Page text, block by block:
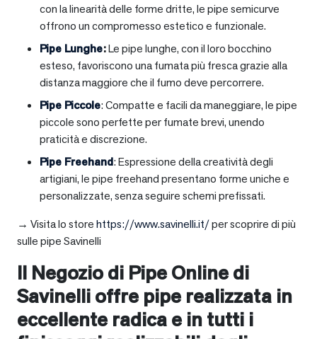
con la linearità delle forme dritte, le pipe semicurve
offrono un compromesso estetico e funzionale.
Pipe Lunghe:Le pipe lunghe, con il loro bocchino
esteso, favoriscono una fumata più fresca grazie alla
distanza maggiore che il fumo deve percorrere.
Pipe Piccole: Compatte e facili da maneggiare, le pipe
piccole sono perfette per fumate brevi, unendo
praticità e discrezione.
Pipe Freehand: Espressione della creatività degli
artigiani, le pipe freehand presentano forme uniche e
personalizzate, senza seguire schemi prefissati.
→ Visita lo storehttps://www.savinelli.it/per scoprire di più
sulle pipe Savinelli
Il Negozio di Pipe Online di
Savinelli offre pipe realizzata in
eccellente radica e in tutti i